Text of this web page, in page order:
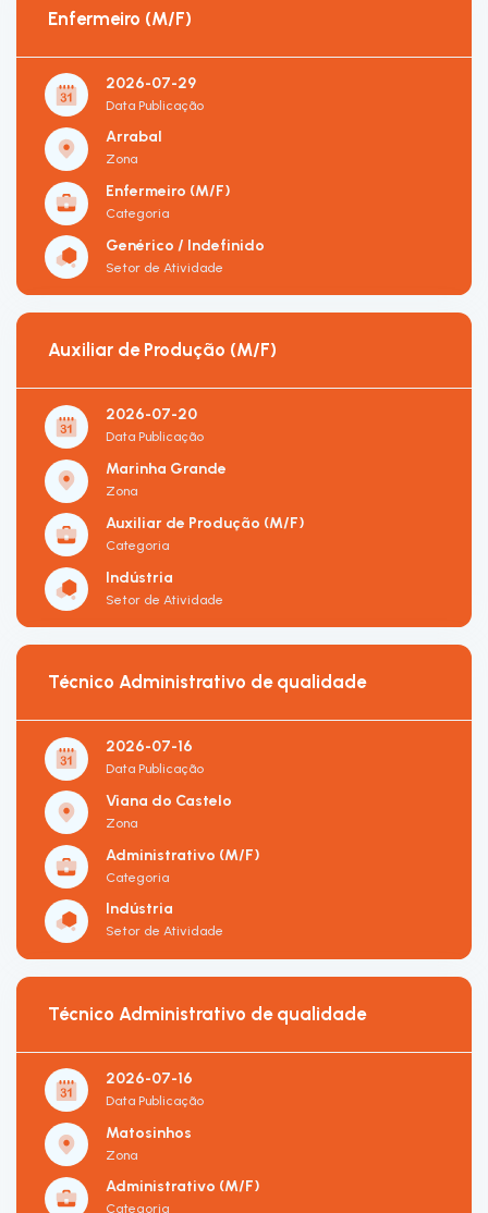
Enfermeiro (M/F)
2026-07-29
Data Publicação
Arrabal
Zona
Enfermeiro (M/F)
Categoria
Genérico / Indefinido
Setor de Atividade
Auxiliar de Produção (M/F)
2026-07-20
Data Publicação
Marinha Grande
Zona
Auxiliar de Produção (M/F)
Categoria
Indústria
Setor de Atividade
Técnico Administrativo de qualidade
2026-07-16
Data Publicação
Viana do Castelo
Zona
Administrativo (M/F)
Categoria
Indústria
Setor de Atividade
Técnico Administrativo de qualidade
2026-07-16
Data Publicação
Matosinhos
Zona
Administrativo (M/F)
Categoria